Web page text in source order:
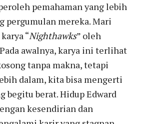
pemahaman yang lebih
pergumulan mereka. Mari
“Nighthawks” oleh
awalnya, karya ini terlihat
tanpa makna, tetapi
dalam, kita bisa mengerti
begitu berat. Hidup Edward
kesendirian dan